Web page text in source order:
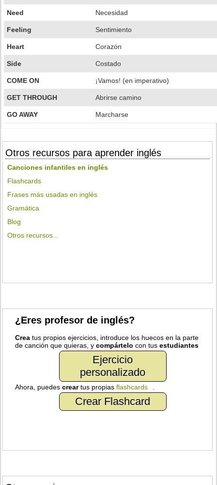
Need Necesidad
Feeling Sentimiento
Heart Corazón
Side Costado
COME ON ¡Vamos! (en imperativo)
GET THROUGH Abrirse camino
GO AWAY Marcharse
Otros recursos para aprender inglés
Canciones infantiles en inglés
Flashcards
Frases más usadas en inglés
Gramática
Blog
Otros recursos...
¿Eres profesor de inglés?
Crea tus propios ejercicios, introduce los huecos en la parte
de canción que quieras, ycompártelo con tusestudiantes
Ejercicio
personalizado
Ahora, puedescreartus propiasflashcards
Crear Flashcard